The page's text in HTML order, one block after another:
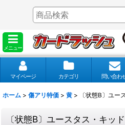
メニュー
マイページ カテゴリ 問い合わ
ホーム > 傷アリ特価 > 黄 > 〔状態B〕ユー
〔状態B〕ユースタス・キッ